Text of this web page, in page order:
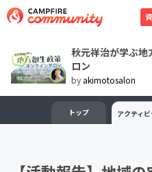
秋元祥治が学ぶ地
ロン
by akimotosalon
トップ アクティビ